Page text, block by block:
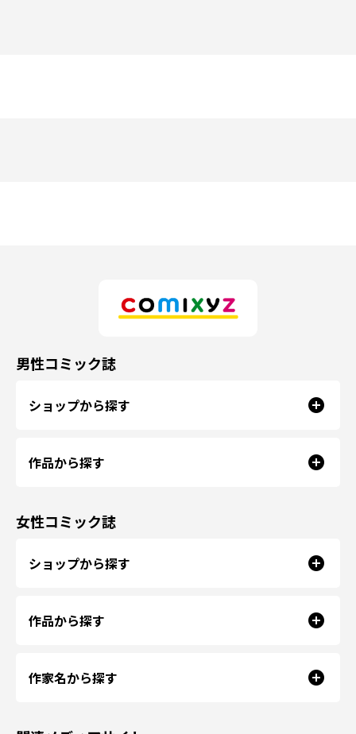
男性コミック誌
ショップから探す
作品から探す
女性コミック誌
ショップから探す
作品から探す
作家名から探す